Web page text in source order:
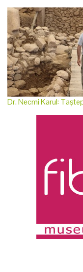
Dr. Necmi Karul: